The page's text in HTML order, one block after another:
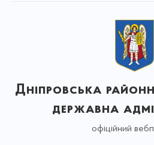
Дніпровська
державна
офіційний